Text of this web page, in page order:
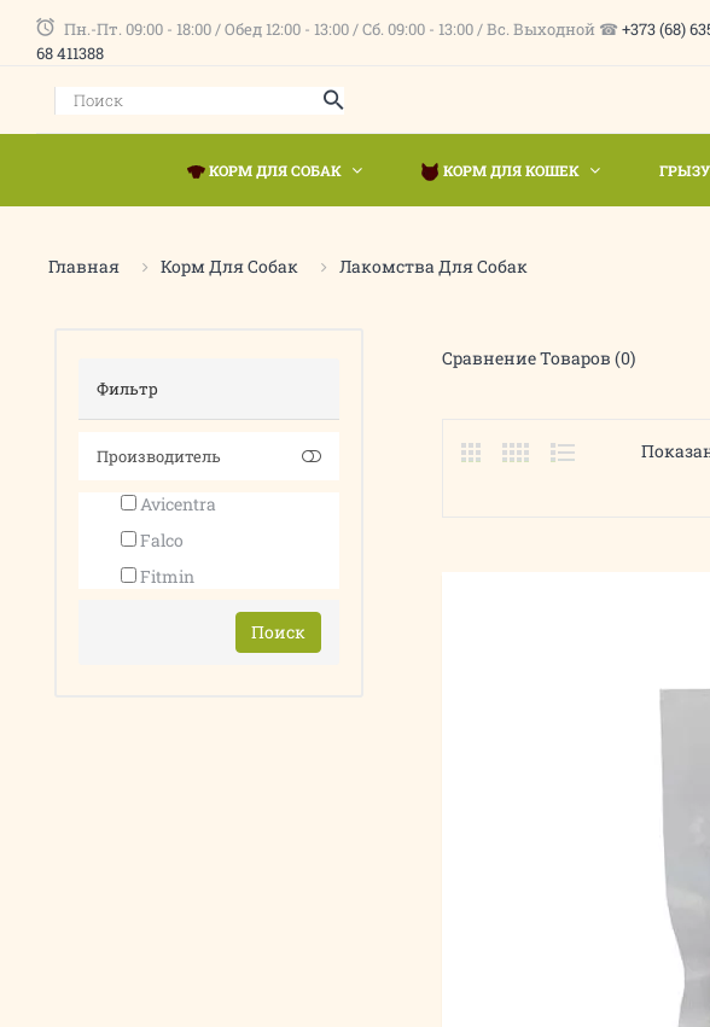
Пн.-Пт. 09:00 - 18:00 / Обед 12:00 - 13:00 / Сб. 09:00 - 13:00 / Вс. Выходной ☎+373 (68)
68 411388
КОРМ ДЛЯ СОБАК КОРМ ДЛЯ КОШЕК
Главная Корм Для Собак Лакомства Для Собак
Фильтр
Производитель
Avicentra
Falco
Fitmin
Поиск
Сравнение Товаров (0)